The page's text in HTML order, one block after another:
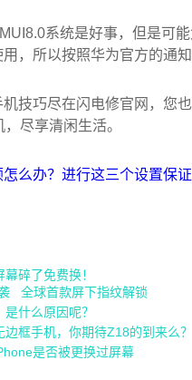
系统是好事，但是可
，所以按照华为官方的通知
技巧尽在闪电修官网，您
尽享清闲生活。
么办？进行这三个设置保
碎了免费换！
全球首款屏下指纹解锁
什么原因呢？
框手机，你期待Z18的到来么？
是否被更换过屏幕